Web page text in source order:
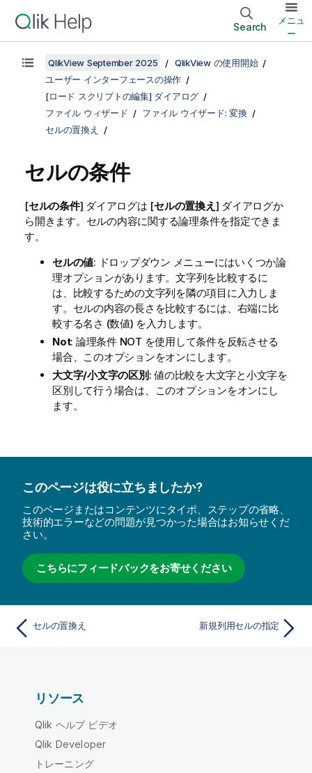
Search
メニュ
ー
QlikView September 2025
QlikView の使用開始
ユーザー インターフェースの操作
[ロード スクリプトの編集] ダイアログ
ファイル ウィザード
ファイル ウイザード: 変換
セルの置換え
セルの条件
[セルの条件] ダイアログは [セルの置換え ] ダイアログか
ら開きます。セルの内容に関する論理条件を指定できま
す。
セルの値: ドロップダウン メニューにはいくつか論
理オプションがあります。文字列を比較するに
は、比較するための文字列を隣の項目に入力しま
す。セルの内容の長さを比較するには、右端に比
較する名さ (数値) を入力します。
Not: 論理条件 NOT を使用して条件を反転させる
場合、このオプションをオンにします。
大文字/小文字の区別: 値の比較を大文字と小文字を
区別して行う場合は、このオプションをオンにし
ます。
このページは役に立ちましたか?
このページまたはコンテンツにタイポ、ステップの省略、
技術的エラーなどの問題が見つかった場合はお知らせくだ
さい。
こちらにフィードバックをお寄せください
セルの置換え 新規列用セルの指定
リソース
Qlik ヘルプ ビデオ
Qlik Developer
トレーニング